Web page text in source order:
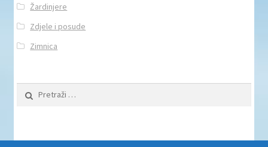
Žardinjere
Zdjele i posude
Zimnica
Pretraži: